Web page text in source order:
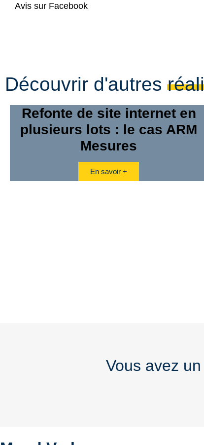
Avis sur Facebook
Découvrir d'autres
Refonte de site internet en
plusieurs lots : le cas ARM
Mesures
En savoir +
Vous avez